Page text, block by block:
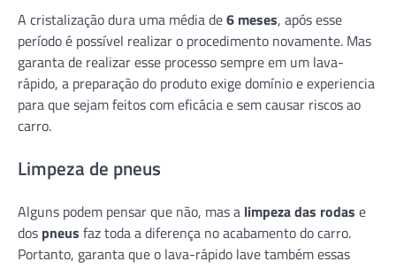
A cristalização dura uma média de6 meses, após esse
período é possível realizar o procedimento novamente. Mas
garanta de realizar esse processo sempre em um lava-
rápido, a preparação do produto exige domínio e experiencia
para que sejam feitos com eficácia e sem causar riscos ao
carro.
Limpeza de pneus
Alguns podem pensar que não, mas a limpeza das rodas e
dos pneus faz toda a diferença no acabamento do carro.
Portanto, garanta que o lava-rápido lave também essas